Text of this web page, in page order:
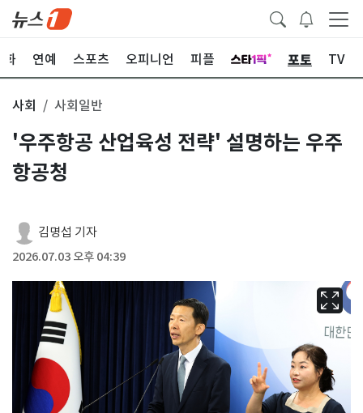
화 연예 스포츠 오피니언 피플 포토 TV
사회 사회일반
'우주항공 산업육성 전략' 설명하는 우주
항공청
김명섭 기자
2026.07.03 오후 04:39